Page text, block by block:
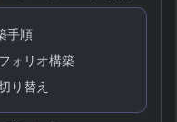
手順
ォリオ構築
り替え